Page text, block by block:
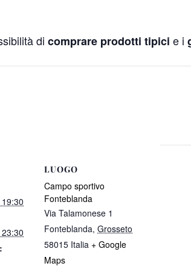
di comprare prodotti tipici e i
LUOGO
Campo sportivo
Fonteblanda
Via Talamonese 1
Fonteblanda, Grosseto
58015 Italia + Google
Maps